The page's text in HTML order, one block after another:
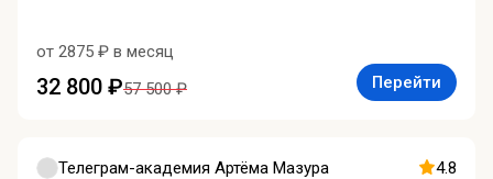
от 2875 ₽ в месяц
32 800 ₽57 500 ₽ Перейти
Телеграм-академия Артёма Мазура 4.8